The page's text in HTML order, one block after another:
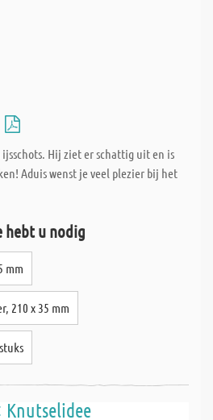
Hij ziet er schattig uit en is
Aduis wenst je veel plezier bij het
hebt u nodig
mm
210 x 35 mm
Knutselidee